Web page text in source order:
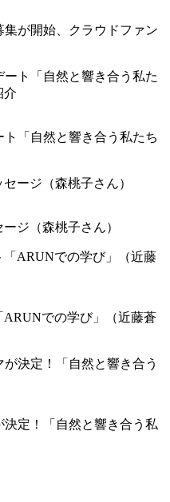
が開始、クラウドファン
「自然と響き合う私たち
ジ（森桃子さん）
での学び」（近藤蒼
定！「自然と響き合う私